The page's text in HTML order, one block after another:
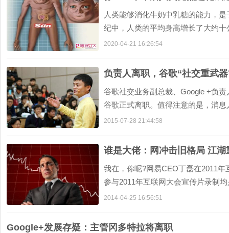
人类能够消化牛奶中乳糖的能力，
纪中，人类的平均身高增长了大约
科学的进步使得人类的平均寿命提升
2020-04-21 16:26:54
负责人离职，谷歌“社交重武
谷歌社交业务副总裁、Google +负
谷歌正式离职。值得注意的是，消
谷歌企图撼动以Facebook为主导的
2015-07-28 21:44:58
谁是大佬：网冲击旧格局 江湖
我在，你呢?网易CEO丁磊在2011
参与2011年互联网大会宣传片录制
事局主席兼首席执行官马化腾、阿里
2014-04-25 16:56:51
Google+发展存疑：主管冈多特拉将离职